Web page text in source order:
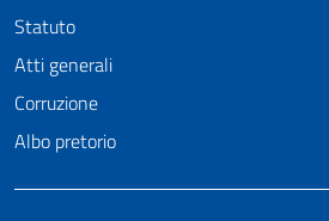
Statuto
Atti generali
Corruzione
Albo pretorio